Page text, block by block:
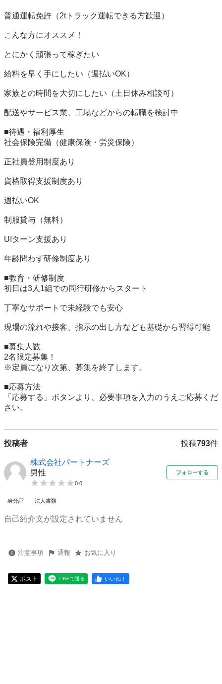
普通運転免許（2tトラック運転できる方歓迎）
こんな方にオススメ！
とにかく頑張って稼ぎたい
給料を早く手にしたい（週払いOK）
家族との時間を大切にしたい（土日休み相談可）
配送やサービス業、工場などからの転職を検討中
■待遇・福利厚生
社会保険完備（健康保険・労災保険）
正社員登用制度あり
資格取得支援制度あり
週払いOK
制服貸与（無料）
UIターン支援あり
年齢問わず研修制度あり
■教育・研修制度
初日は3人1組での同行研修からスタート
丁寧なサポートで未経験でも安心
現場の流れや接客、指示の出し方なども基礎から習得可能
■募集人数
2名限定募集！
※定員になり次第、募集を終了します。
■応募方法
「応募する」ボタンより、必要事項を入力のうえご応募くだ
さい。
投稿者 投稿793件
株式会社パートナーズ
男性
0.0
フォローする
身分証 法人書類
自己紹介文が設定されていません
注意事項 通報 お気に入り
ポスト LINEで送る いいね！